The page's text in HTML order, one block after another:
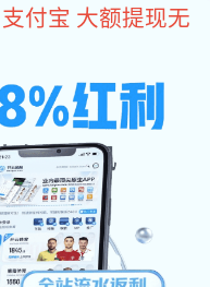
东升国际 中心 东升国际